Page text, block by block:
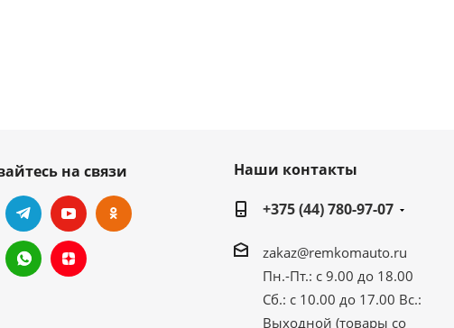
на связи
Наши контакты
+375 (44) 780-97-07
zakaz@remkomauto.ru
Пн.-Пт.: с 9.00 до 18.00
Сб.: с 10.00 до 17.00 Вс.:
Выходной (товары со